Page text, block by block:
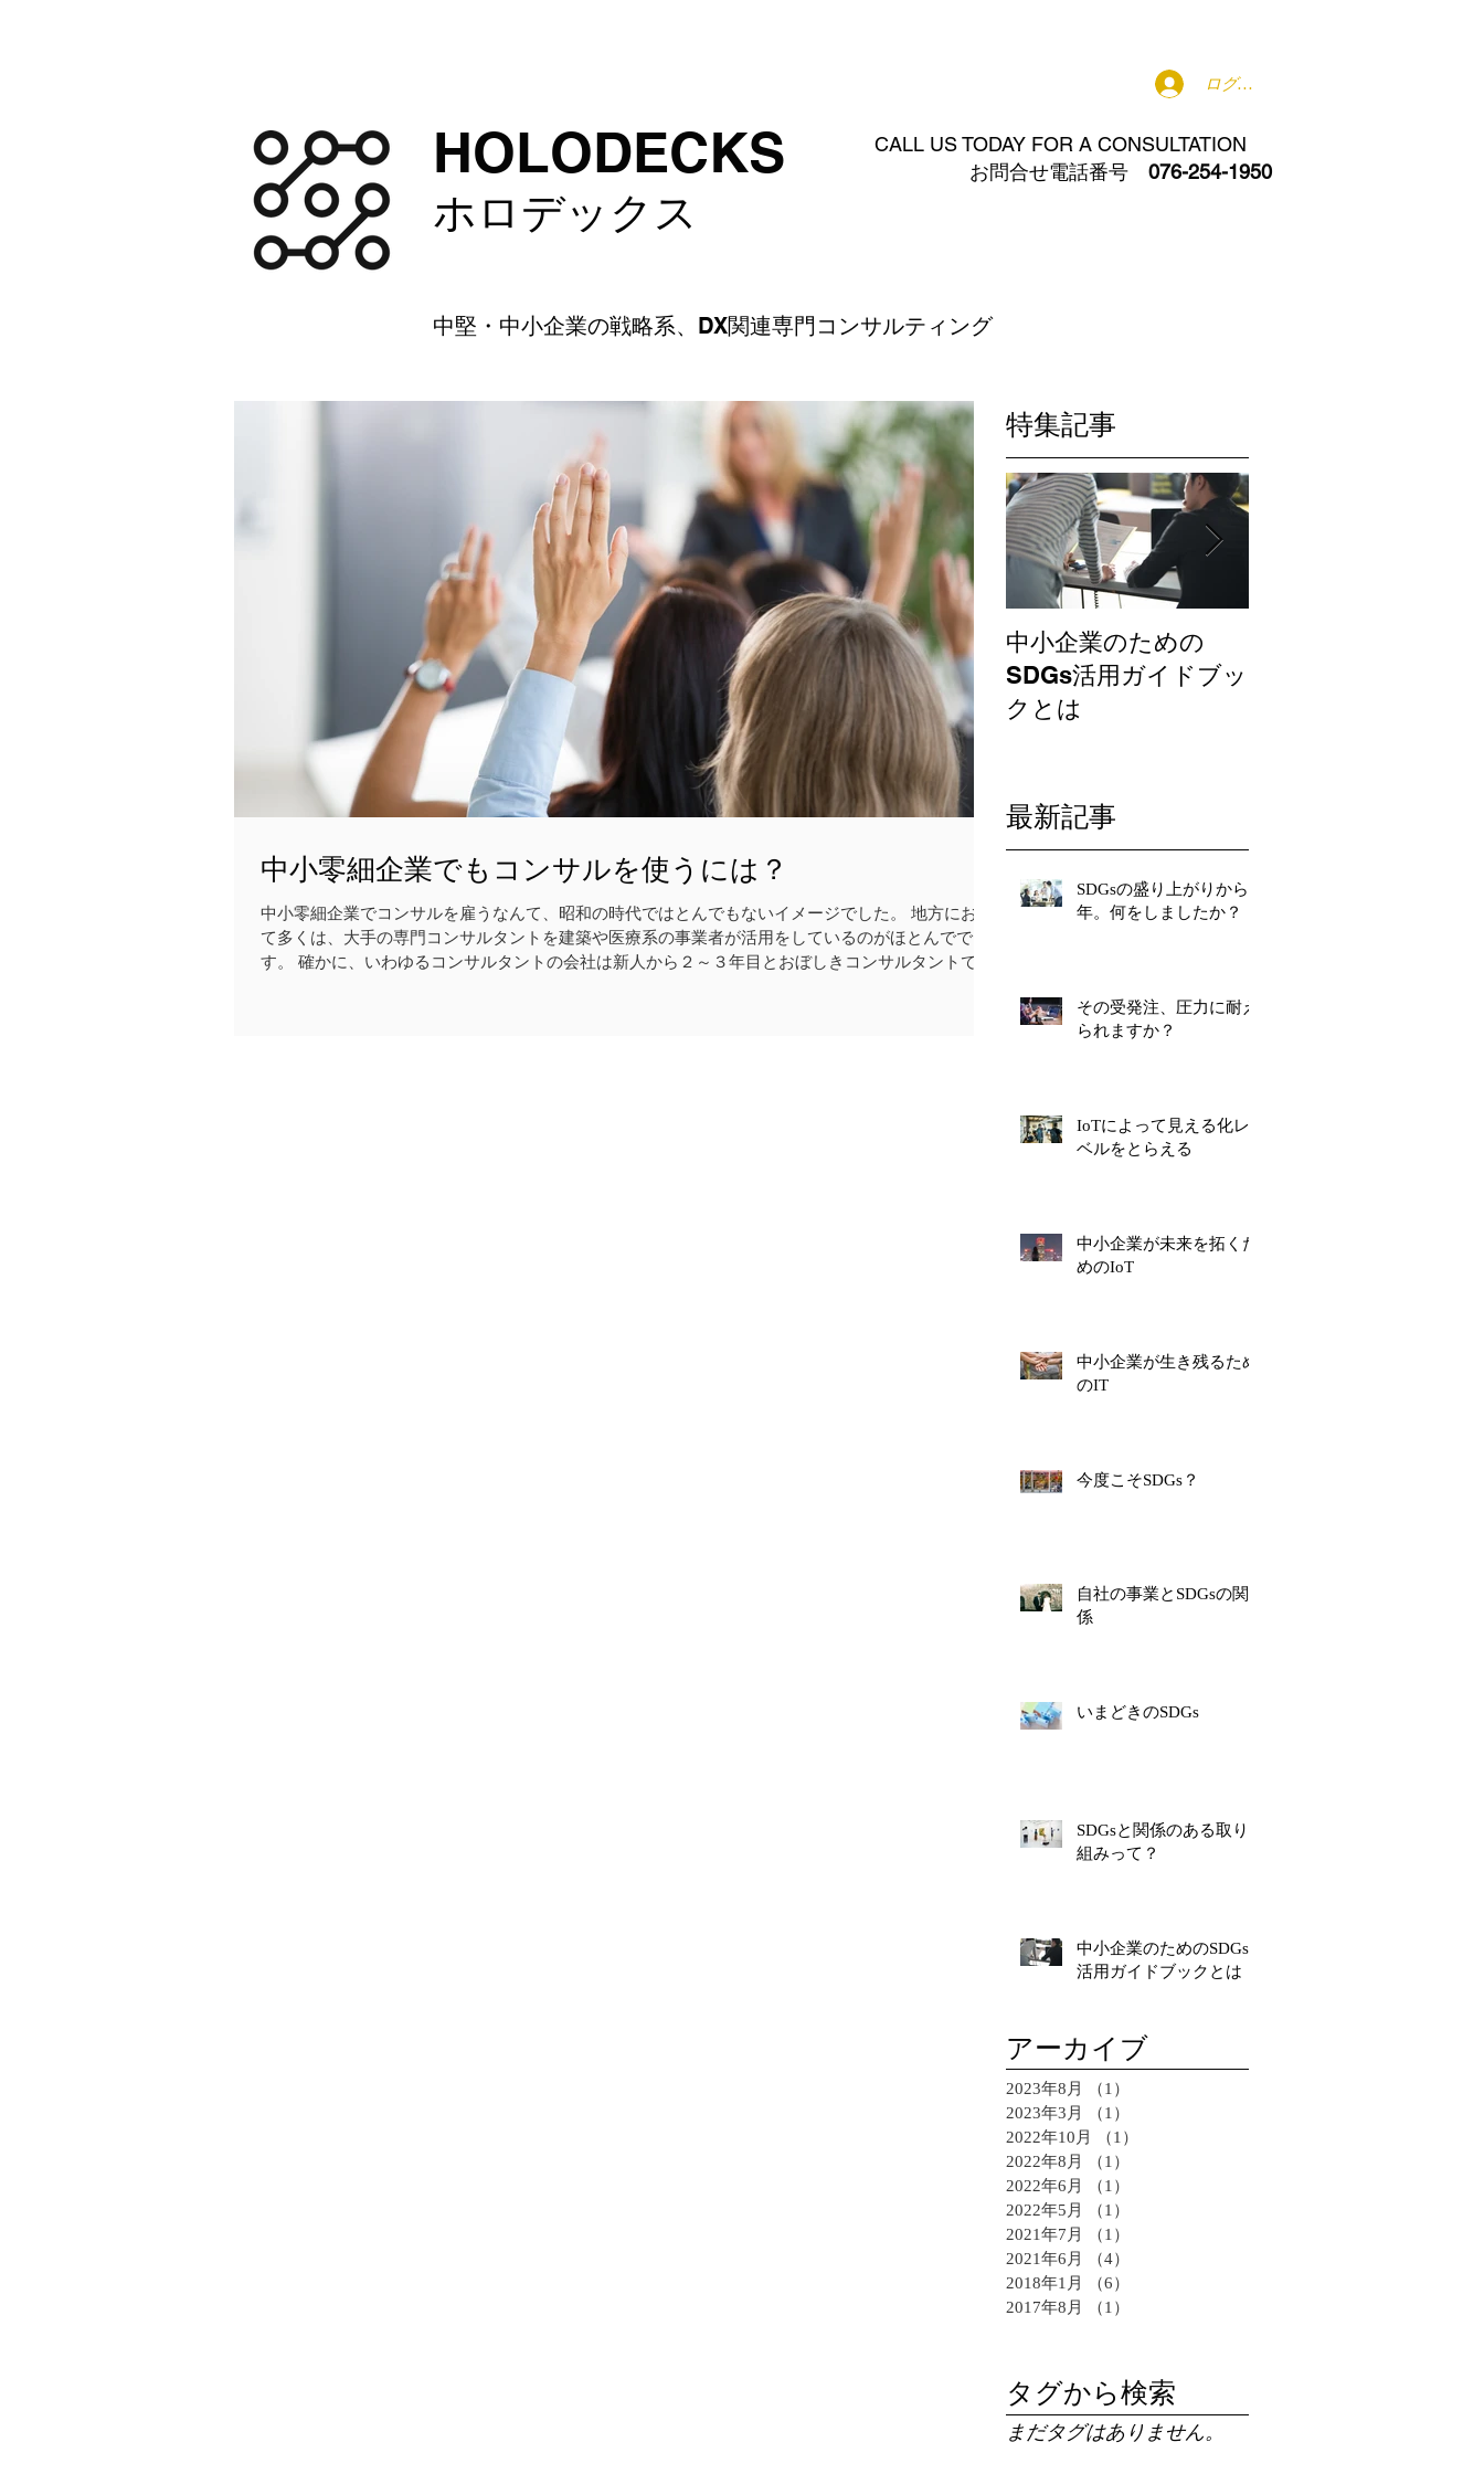
ログイン
​HOLODECKS
ホロデックス
CALL US TODAY FOR A CONSULTATION
お問合せ電話番号 076-254-1950
中堅・中小企業の戦略系、DX関連専門コンサルティング
中小零細企業でもコンサルを使うには？
中小零細企業でコンサルを雇うなんて、昭和の時代ではとんでもないイメージでした。 地方におい
て多くは、大手の専門コンサルタントを建築や医療系の事業者が活用をしているのがほとんでで
す。 確かに、いわゆるコンサルタントの会社は新人から２～３年目とおぼしきコンサルタントでも
特集記事
中小企業のための
SDGs活用ガイドブッ
クとは
最新記事
SDGsの盛り上がりから3
年。何をしましたか？
その受発注、圧力に耐え
られますか？
IoTによって見える化レ
ベルをとらえる
中小企業が未来を拓くた
めのIoT
中小企業が生き残るため
のIT
今度こそSDGs？
自社の事業とSDGsの関
係
いまどきのSDGs
SDGsと関係のある取り
組みって？
中小企業のためのSDGs
活用ガイドブックとは
アーカイブ
2023年8月 （1）
2023年3月
（1）
2022年10月
（1）
2022年8月
（1）
2022年6月
（1）
2022年5月
（1）
2021年7月
（1）
2021年6月
（4）
2018年1月
（6）
2017年8月
（1）
タグから検索
まだタグはありません。